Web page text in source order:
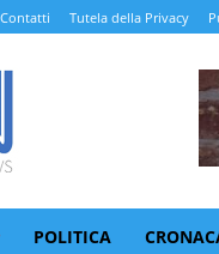
Tutela della Privacy
POLITICA